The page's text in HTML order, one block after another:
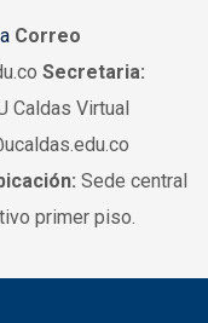
Correo
Secretaria:
Caldas Virtual
Sede central
primer piso.